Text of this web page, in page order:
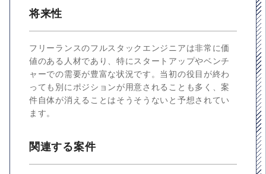
将来性
フリーランスのフルスタックエンジニアは非常に価
値のある人材であり、特にスタートアップやベンチ
ャーでの需要が豊富な状況です。当初の役目が終わ
っても別にポジションが用意されることも多く、案
件自体が消えることはそうそうないと予想されてい
ます。
関連する案件